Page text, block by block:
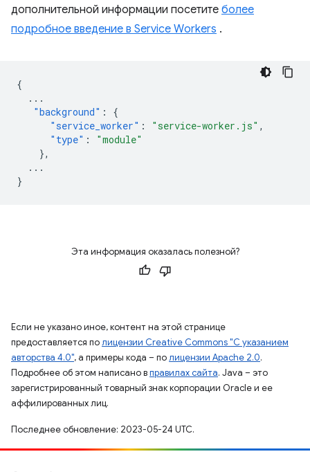
дополнительной информации посетите более
подробное введение в Service Workers .
{
...
"background" :
{
"service_worker" : "service-worker.js" ,
"type" :
"module"
},
...
}
Эта информация оказалась полезной?
Если не указано иное, контент на этой странице
предоставляется полицензии Creative Commons "С указанием
авторства 4.0", а примеры кода – полицензии Apache 2.0.
Подробнее об этом написано вправилах сайта. Java – это
зарегистрированный товарный знак корпорации Oracle и ее
аффилированных лиц.
Последнее обновление: 2023-05-24 UTC.